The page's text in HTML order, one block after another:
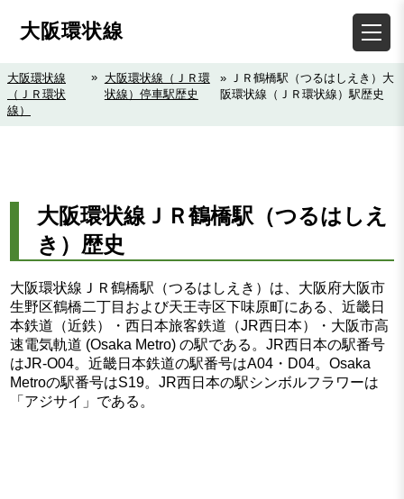
大阪環状線
大阪環状線
（ＪＲ環状
線）
»
大阪環状線（ＪＲ環
状線）停車駅歴史
» ＪＲ鶴橋駅（つるはしえき）大
阪環状線（ＪＲ環状線）駅歴史
大阪環状線ＪＲ鶴橋駅（つるはしえ
き）歴史
大阪環状線ＪＲ鶴橋駅（つるはしえき）は、大阪府大阪市
生野区鶴橋二丁目および天王寺区下味原町にある、近畿日
本鉄道（近鉄）・西日本旅客鉄道（JR西日本）・大阪市高
速電気軌道 (Osaka Metro) の駅である。JR西日本の駅番号
はJR-O04。近畿日本鉄道の駅番号はA04・D04。Osaka
Metroの駅番号はS19。JR西日本の駅シンボルフラワーは
「アジサイ」である。